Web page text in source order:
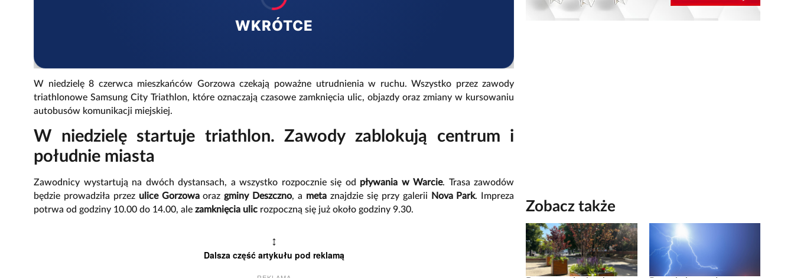
WKRÓTCE
W niedzielę 8 czerwca mieszkańców Gorzowa czekają poważne utrudnienia w ruchu. Wszystko przez zawody
triathlonowe Samsung City Triathlon, które oznaczają czasowe zamknięcia ulic, objazdy oraz zmiany w kursowaniu
autobusów komunikacji miejskiej.
W niedzielę startuje triathlon. Zawody zablokują centrum i
południe miasta
Zawodnicy wystartują na dwóch dystansach, a wszystko rozpocznie się od pływania w Warcie. Trasa zawodów
będzie prowadziła przez ulice Gorzowaoraz gminy Deszczno, a meta znajdzie się przy galerii Nova Park. Impreza
potrwa od godziny 10.00 do 14.00, ale zamknięcia ulic rozpoczną się już około godziny 9.30.
↕
Dalsza część artykułu pod reklamą
Zobacz także